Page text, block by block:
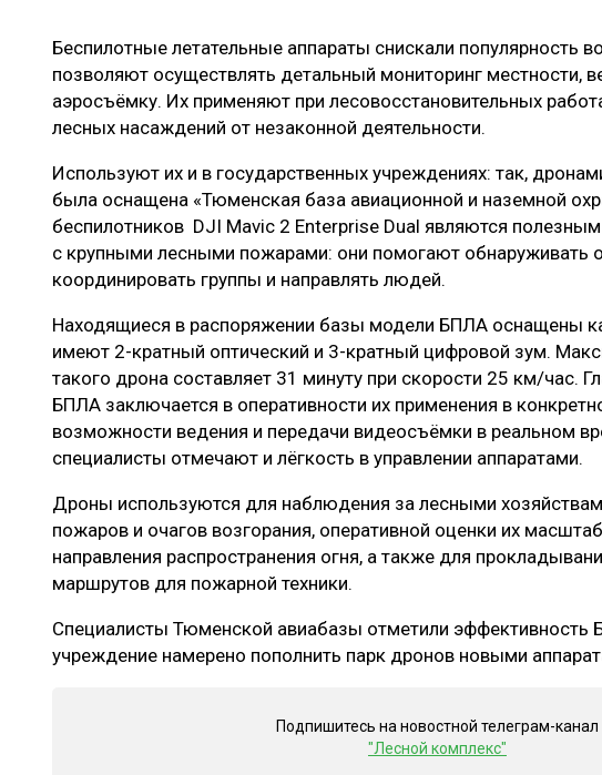
ЛОГИСТИКА
ПРОИЗВОДСТВО ДРЕВЕСНЫХ ПЛИТ
ЦБП
МЕБЕЛЬНОЕ ПРОИЗВОДСТВО
ЭКСПЕРТНОЕ МНЕНИЕ
Беспилотные летательные аппараты снискали популярность
позволяют осуществлять детальный мониторинг местности,
аэросъёмку. Их применяют при лесовосстановительных
лесных насаждений от незаконной деятельности.
Используют их и в государственных учреждениях: так,
была оснащена «Тюменская база авиационной и наземной
беспилотников DJI Mavic 2 Enterprise Dual являются
с крупными лесными пожарами: они помогают обнаруживать
координировать группы и направлять людей.
Находящиеся в распоряжении базы модели БПЛА оснащены
имеют 2-кратный оптический и 3-кратный цифровой зум.
такого дрона составляет 31 минуту при скорости 25 км/час.
БПЛА заключается в оперативности их применения в
возможности ведения и передачи видеосъёмки в реальном
специалисты отмечают и лёгкость в управлении аппаратами.
Дроны используются для наблюдения за лесными
пожаров и очагов возгорания, оперативной оценки их
направления распространения огня, а также для
маршрутов для пожарной техники.
Специалисты Тюменской авиабазы отметили
учреждение намерено пополнить парк дронов новыми
Подпишитесь на новостной телеграм-канал
"Лесной комплекс"